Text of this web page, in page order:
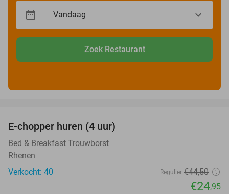
Zoek Restaurant
E-chopper huren (4 uur)
Bed & Breakfast Trouwborst
Rhenen
Verkocht: 40
Regulier €44,50
€24,95